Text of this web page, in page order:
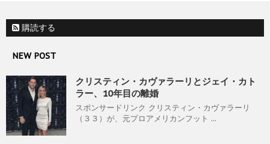
購読する
NEW POST
クリスティン・カヴァラーリとジェイ・カト
ラー、10年目の離婚
スポンサードリンク クリスティン・カヴァラーリ
（３３）が、元プロアメリカンフット ...